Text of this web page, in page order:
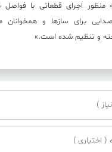
منظور اجرای قطعاتی با
برای سازها و همخوانان
و تنظیم شده است.»